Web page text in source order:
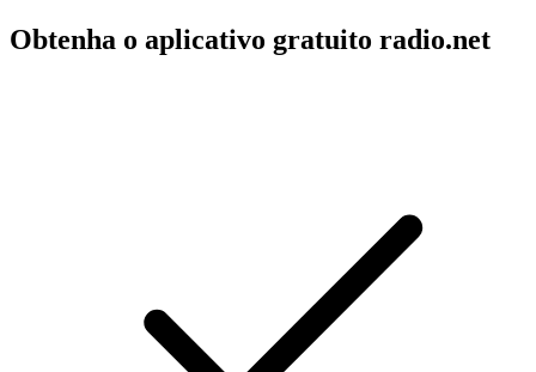
Obtenha o aplicativo gratuito radio.net